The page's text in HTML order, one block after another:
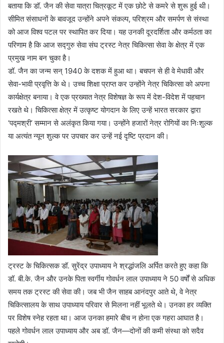
बताया कि डॉ. जैन की सेवा यात्रा चित्रकूट में एक छोटे से कमरे से शुरू हुई थी।
सीमित संसाधनों के बावजूद उन्होंने अपने संकल्प, परिश्रम और समर्पण से संस्था
को आज विश्व पटल पर स्थापित कर दिया। यह उनकी दूरदर्शिता और कर्मठता का
परिणाम है कि आज सद्गुरु सेवा संघ ट्रस्ट नेत्र चिकित्सा सेवा के क्षेत्र में एक
प्रमुख नाम बन चुका है।
डॉ. जैन का जन्म सन् 1940 के दशक में हुआ था। बचपन से ही वे मेधावी और
सेवा-भावी प्रवृत्ति के थे। उच्च शिक्षा प्राप्त कर उन्होंने नेत्र चिकित्सा को अपना
कार्यक्षेत्र बनाया। वे एक प्रख्यात नेत्र विशेषज्ञ के रूप में देश-विदेश में पहचान
रखते थे। चिकित्सा क्षेत्र में उत्कृष्ट योगदान के लिए उन्हें भारत सरकार द्वारा
‘पद्मश्री’ सम्मान से अलंकृत किया गया। उन्होंने हजारों नेत्र रोगियों का निःशुल्क
या अत्यंत न्यून शुल्क पर उपचार कर उन्हें नई दृष्टि प्रदान की।
ट्रस्ट के चिकित्सक डॉ. सुरेंद्र उपाध्याय ने श्रद्धांजलि अर्पित करते हुए कहा कि
डॉ. बी.के. जैन और उनके पिता स्वर्गीय गोवर्धन लाल उपाध्याय ने 50 वर्षों से अधिक
समय तक ट्रस्ट की सेवा की। जब भी जैन साहब आनंदपुर आते थे, वे नेत्र
चिकित्सालय के साथ उपाध्याय परिवार से मिलना नहीं भूलते थे। उनका हर व्यक्ति
पर विशेष स्नेह रहता था। आज उनका हमारे बीच न होना एक गहरा आघात है।
पहले गोवर्धन लाल उपाध्याय और अब डॉ. जैन—दोनों की कमी संस्था को सदैव